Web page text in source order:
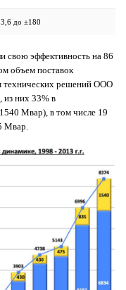
до ±180
свою эффективность на 86
объем поставок
технических решений ООО
них 33% в
Мвар), в том числе 19
Мвар.